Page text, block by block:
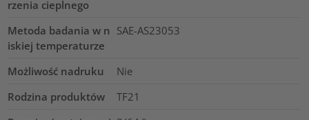
rzenia cieplnego
Metoda badania w n
iskiej temperaturze
SAE-AS23053
Możliwość nadruku
Nie
Rodzina produktów
TF21